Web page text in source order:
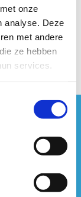
onze
analyse. Deze
met andere
ze hebben
services.
te